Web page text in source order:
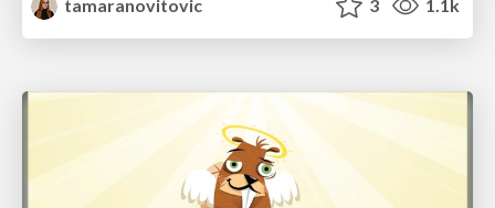
tamaranovitovic
3 1.1k